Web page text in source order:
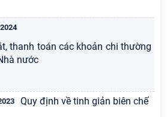
thanh toán các khoản chi thường
nước
Quy định về tinh giản biên chế